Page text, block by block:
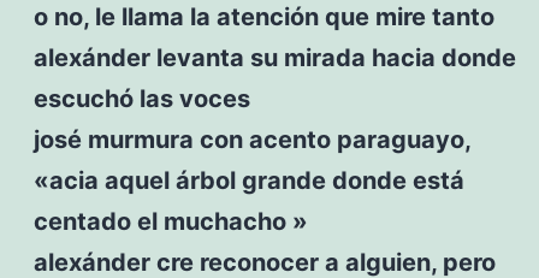
o no, le llama la atención que mire tanto
alexánder levanta su mirada hacia donde
escuchó las voces
josé murmura con acento paraguayo,
«acia aquel árbol grande donde está
centado el muchacho »
alexánder cre reconocer a alguien, pero